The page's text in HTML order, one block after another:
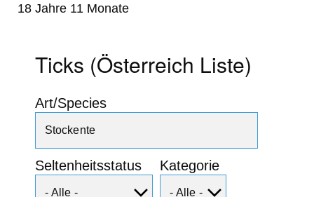
18 Jahre 11 Monate
Ticks (Österreich Liste)
Art/Species
Seltenheitsstatus Kategorie